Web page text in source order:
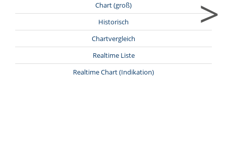
Chart (groß)
Historisch
Chartvergleich
Realtime Liste
Realtime Chart (Indikation)
>